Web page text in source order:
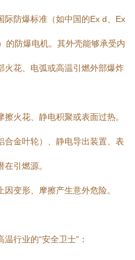
际防爆标准（如中国的Ex d、Ex
的防爆电机。其外壳能够承受内
火花、电弧或高温引燃外部爆炸
擦火花、静电积聚或表面过热。
合金叶轮）、静电导出装置、表
引燃源。
因变形、摩擦产生意外危险。
行业的“安全卫士”：